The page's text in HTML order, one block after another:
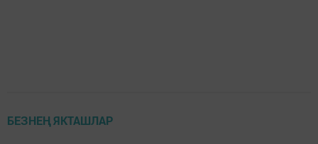
БЕЗНЕҢ ЯКТАШЛАР